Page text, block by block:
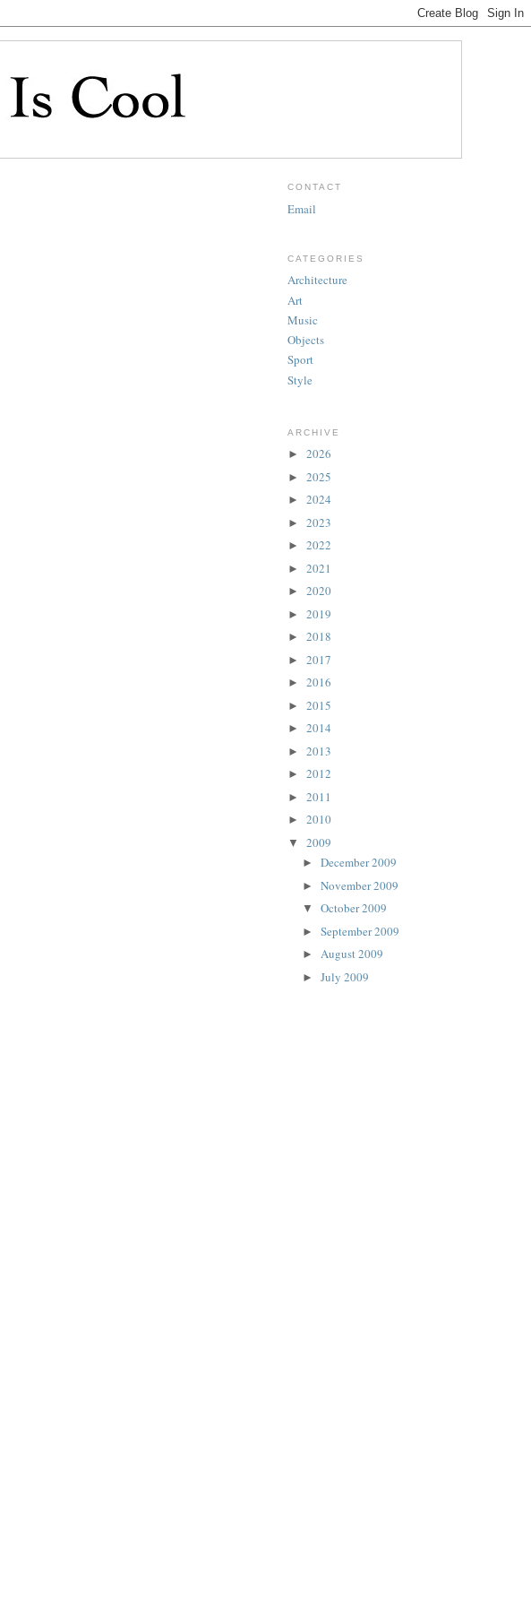
CONTACT
Email
CATEGORIES
Architecture
Art
Music
Objects
Sport
Style
ARCHIVE
► 2026
► 2025
► 2024
► 2023
► 2022
► 2021
► 2020
► 2019
► 2018
► 2017
► 2016
► 2015
► 2014
► 2013
► 2012
► 2011
► 2010
▼ 2009
► December 2009
► November 2009
▼ October 2009
► September 2009
► August 2009
► July 2009